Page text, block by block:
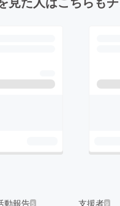
動報告5 支援者9